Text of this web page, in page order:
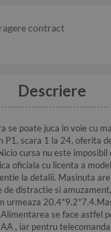
contract
Descriere
se poate juca in voie cu
P1, scara 1 la 24, oferita
cursa nu este imposibil
oficiala cu licenta a
la detalii. Masinuta
distractie si
urmeaza
se face astfel
, iar pentru